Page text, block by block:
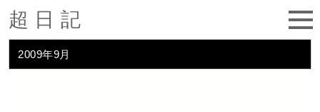
超日記
2009年9月